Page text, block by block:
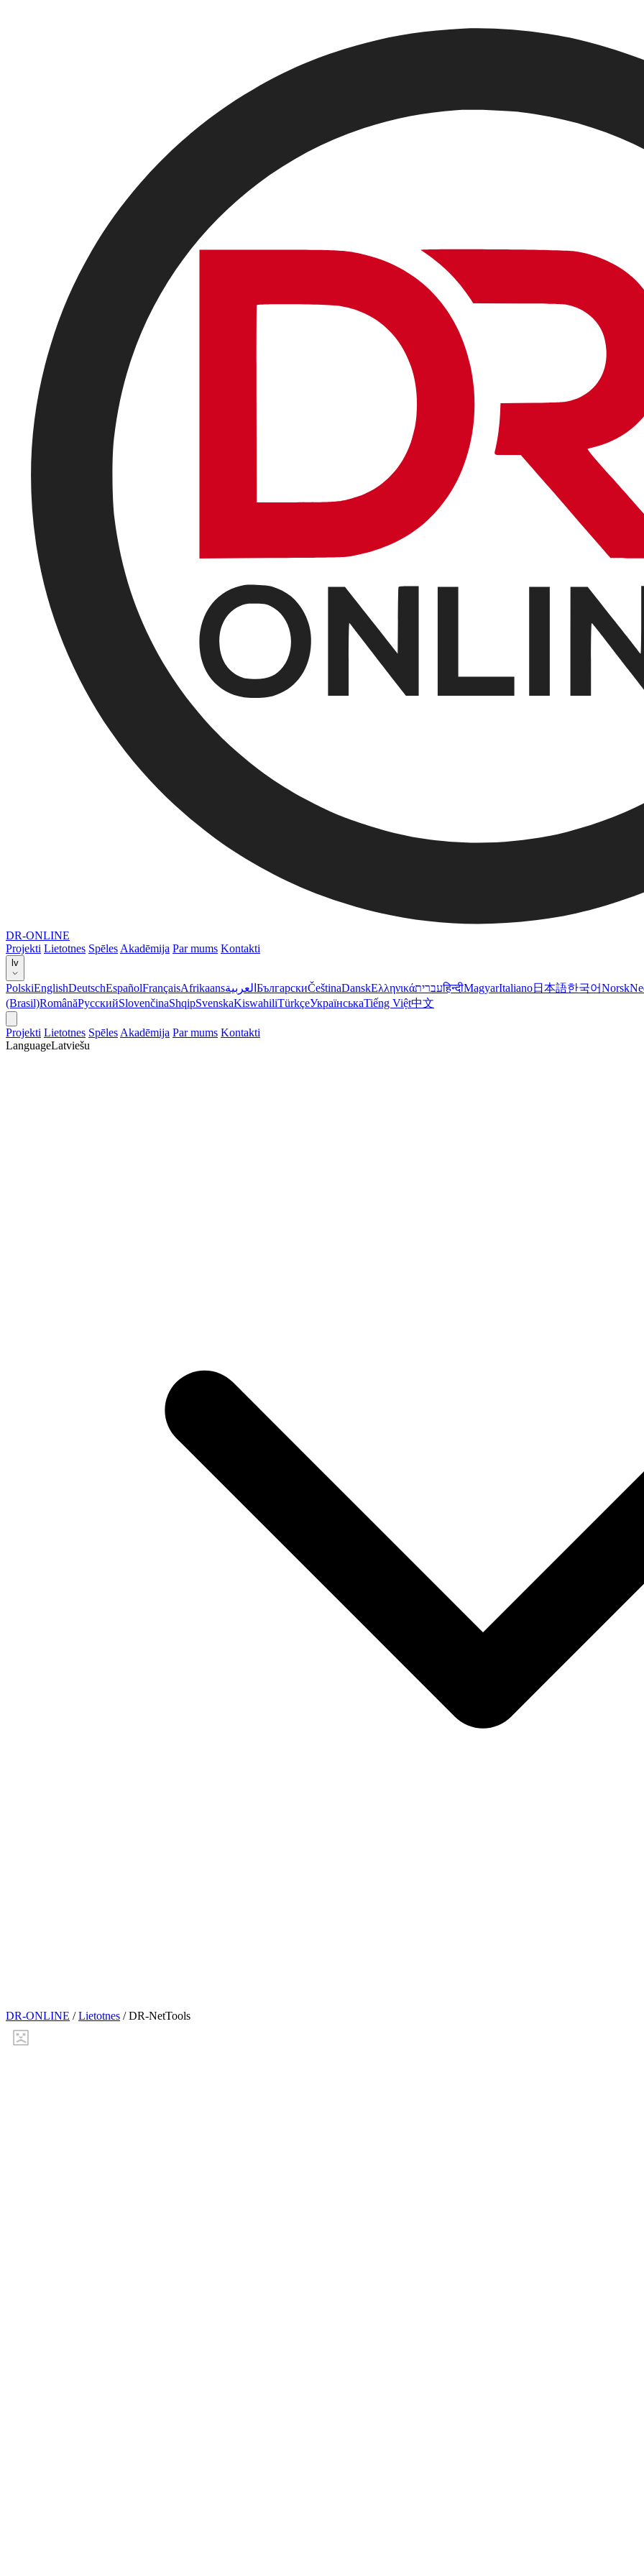
DR-ONLINE
Projekti Lietotnes Spēles Akadēmija Par mums Kontakti
lv
PolskiEnglishDeutschEspañolFrançaisAfrikaansالعربية БългарскиČeštinaDanskΕλληνικάעבריתहिन्दीMagyarItaliano日本語한국어Norsk
(Brasil)RomânăРусскийSlovenčinaShqipSvenskaKiswahiliTürkçeУкраїнськаTiếng Việt中文
Projekti Lietotnes Spēles Akadēmija Par mums Kontakti
LanguageLatviešu
DR-ONLINE / Lietotnes / DR-NetTools